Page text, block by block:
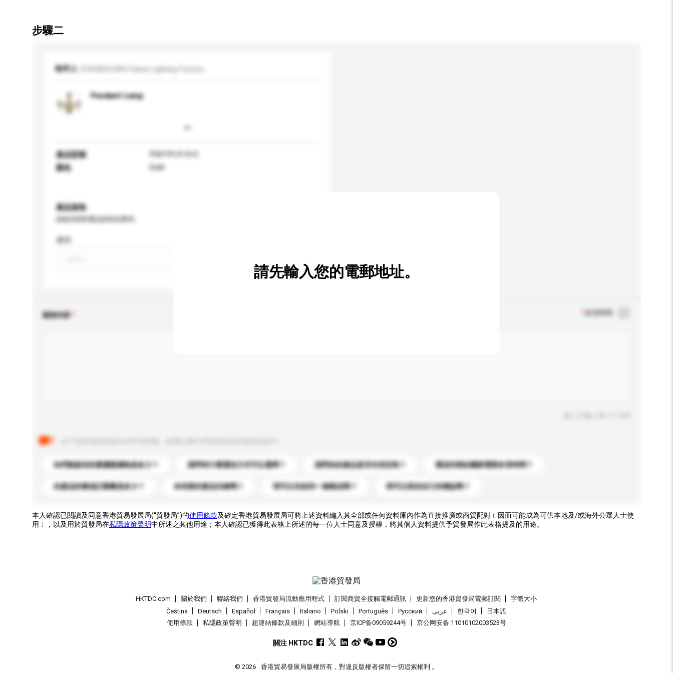
步驟二
收件人 ZHONGSHAN Farina Lighting Factory
Pendant Lamp
產品型號
P001PLP/3+2
顏色
Gold
產品規格
查詢內容
你們能提供的最優惠價格是多少？ 請問有什麼運送方式可以選擇？ 請問你的產品是否支持定制？ 運送到我的國家需要多長時間？
此產品的最低訂購量是多少？ 你有新的產品目錄嗎？ 我可以先收到一個樣品嗎？ 我可以添加自己的標誌嗎？
請先輸入您的電郵地址。
本人確認已閱讀及同意香港貿易發展局(“貿發局”)的使用條款及確定香港貿易發展局可將上述資料編入其全部或任何資料庫內作為直接推廣或商貿配對﹝因而可能成為可供本地及/或海外公眾人士使
用﹞，以及用於貿發局在私隱政策聲明中所述之其他用途；本人確認已獲得此表格上所述的每一位人士同意及授權，將其個人資料提供予貿發局作此表格提及的用途。
HKTDC.com 關於我們 聯絡我們 香港貿發局流動應用程式 訂閱商貿全接觸電郵通訊 更新您的香港貿發局電郵訂閱
字體大小
Čeština
Deutsch Español Français Italiano Polski Português Pусский عربى 한국어
日本語
使用條款
私隱政策聲明 超連結條款及細則 網站導航 京ICP备09059244号 京公网安备 11010102003523号
關注 HKTDC
© 2026 香港貿易發展局版權所有，對違反版權者保留一切追索權利 。